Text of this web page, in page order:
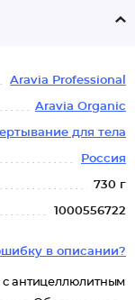
Aravia Professional
Aravia Organic
для тела
Россия
730 г
1000556722
в описании?
с антицеллюлитным